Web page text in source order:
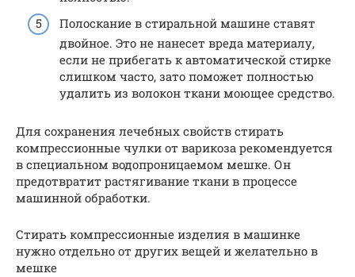
Полоскание в стиральной машине ставят
двойное. Это не нанесет вреда материалу,
если не прибегать к автоматической стирке
слишком часто, зато поможет полностью
удалить из волокон ткани моющее средство.
Для сохранения лечебных свойств стирать
компрессионные чулки от варикоза рекомендуется
в специальном водопроницаемом мешке. Он
предотвратит растягивание ткани в процессе
машинной обработки.
Стирать компрессионные изделия в машинке
нужно отдельно от других вещей и желательно в
мешке